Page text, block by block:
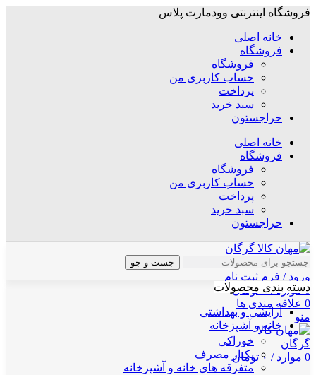
فروشگاه اینترنتی وودمارت پلاس
خانه اصلی
فروشگاه
فروشگاه
حساب کاربری من
پرداخت
سبد خرید
حراجستون
خانه اصلی
فروشگاه
فروشگاه
حساب کاربری من
پرداخت
سبد خرید
حراجستون
جست و جو
ورود / فرم ثبت نام
0 موارد / ۰ تومان
0 علاقه مندی ها
منو
0 موارد / ۰ تومان
دسته بندی محصولات
آرایشی و بهداشتی
خانه و آشپزخانه
خوراکی
یکبار مصرف
متفرقه های خانه و آشپزخانه